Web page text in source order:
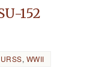
152
URSS, WWII